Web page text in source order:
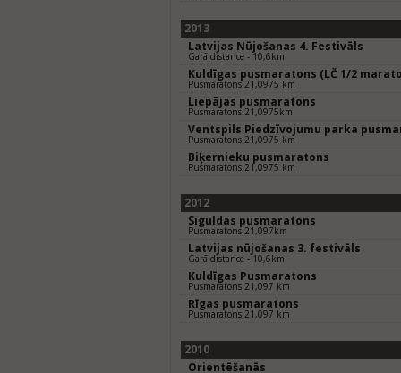
2013
Latvijas Nūjošanas 4. Festivāls
Garā distance - 10,6km
Kuldīgas pusmaratons (LČ 1/2
Pusmaratons 21,0975 km
Liepājas pusmaratons
Pusmaratons 21,0975km
Ventspils Piedzīvojumu parka
Pusmaratons 21,0975 km
Biķernieku pusmaratons
Pusmaratons 21,0975 km
2012
Siguldas pusmaratons
Pusmaratons 21,097km
Latvijas nūjošanas 3. festivāls
Garā distance - 10,6km
Kuldīgas Pusmaratons
Pusmaratons 21,097 km
Rīgas pusmaratons
Pusmaratons 21,097 km
2010
Orientēšanās